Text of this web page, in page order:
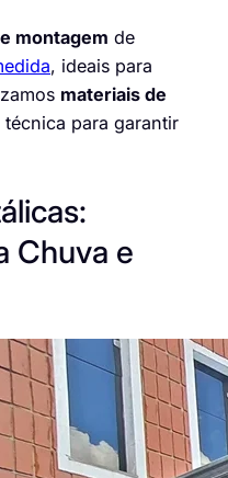
montagem de
, ideais para
materiais de
técnica para garantir
Chuva e